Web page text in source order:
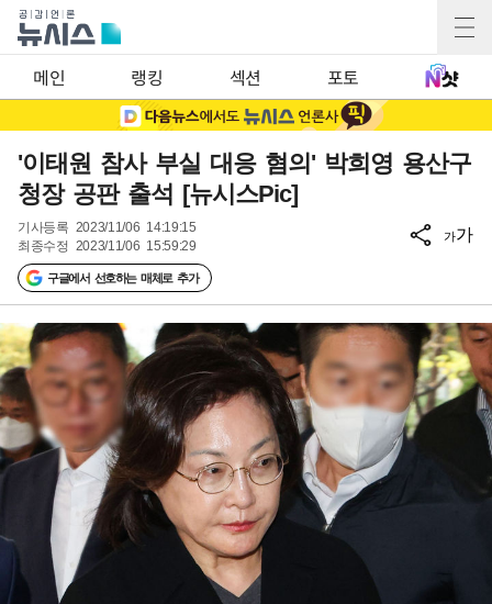
메인 랭킹 섹션 포토
'이태원 참사 부실 대응 혐의' 박희영 용산구
청장 공판 출석 [뉴시스Pic]
기사등록 2023/11/06 14:19:15
최종수정 2023/11/06 15:59:29
구글에서 선호하는 매체로 추가
가가